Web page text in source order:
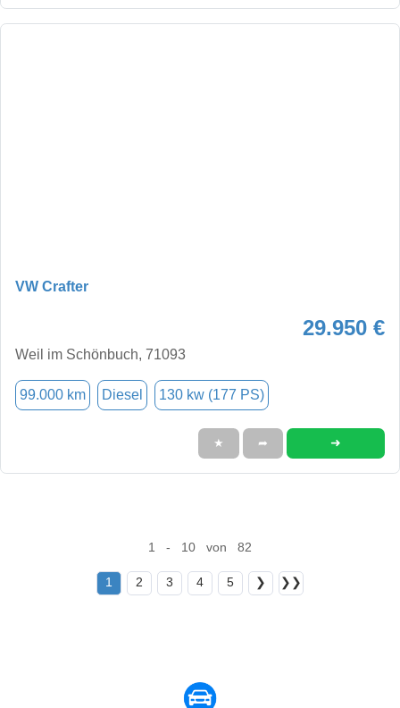
VW Crafter
29.950 €
Weil im Schönbuch, 71093
99.000 km Diesel 130 kw (177 PS)
★ ➦ ➜
1 - 10 von 82
1 2 3 4 5 ❯ ❯❯